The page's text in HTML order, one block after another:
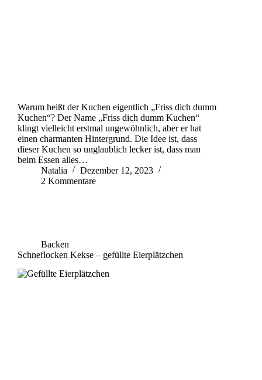
Warum heißt der Kuchen eigentlich „Friss dich dumm
Kuchen“? Der Name „Friss dich dumm Kuchen“
klingt vielleicht erstmal ungewöhnlich, aber er hat
einen charmanten Hintergrund. Die Idee ist, dass
dieser Kuchen so unglaublich lecker ist, dass man
beim Essen alles…
Natalia
Dezember 12, 2023
2 Kommentare
Backen
Schneflocken Kekse – gefüllte Eierplätzchen